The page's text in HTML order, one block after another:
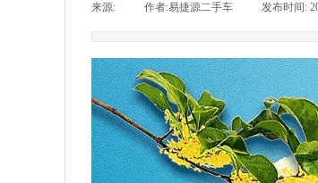
来源: 作者:易捷源二手车 发布时间: